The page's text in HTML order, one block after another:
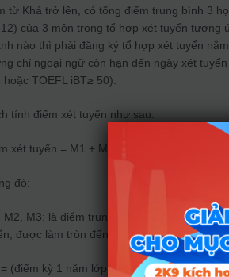
từ Khá trở lên, có tổng điểm trung bình 3
của 3 môn trong tổ hợp xét tuyển tương
nào thì phải đăng ký tổ hợp xét tuyển
chỉ ngoại ngữ còn hạn đến ngày xét
hoặc TOEFL iBT≥ 50).
tính điểm xét tuyển như sau:
xét tuyển = M1 + M2 + M3 + Điểm ưu tiên
đó:
M2, M3: là điểm trung bình cộng 3 học kỳ
được làm tròn đến hai chữ số thập phân
(điểm kỳ 1 năm lớp 11 môn 1 + điểm kỳ 2